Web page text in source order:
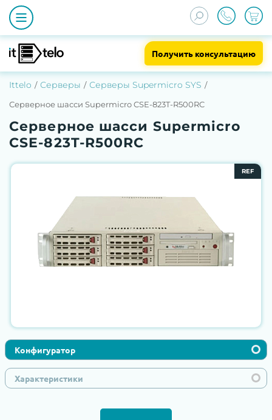
Получить консультацию
Ittelo Серверы Серверы Supermicro SYS
Серверное шасси Supermicro CSE-823T-R500RC
Серверное шасси Supermicro
CSE-823T-R500RC
REF
Конфигуратор
Характеристики